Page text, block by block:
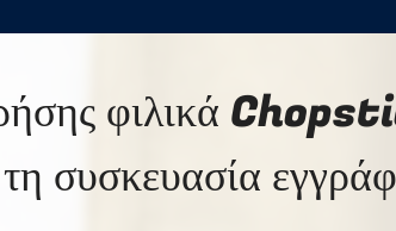
φιλικά
συσκευασία